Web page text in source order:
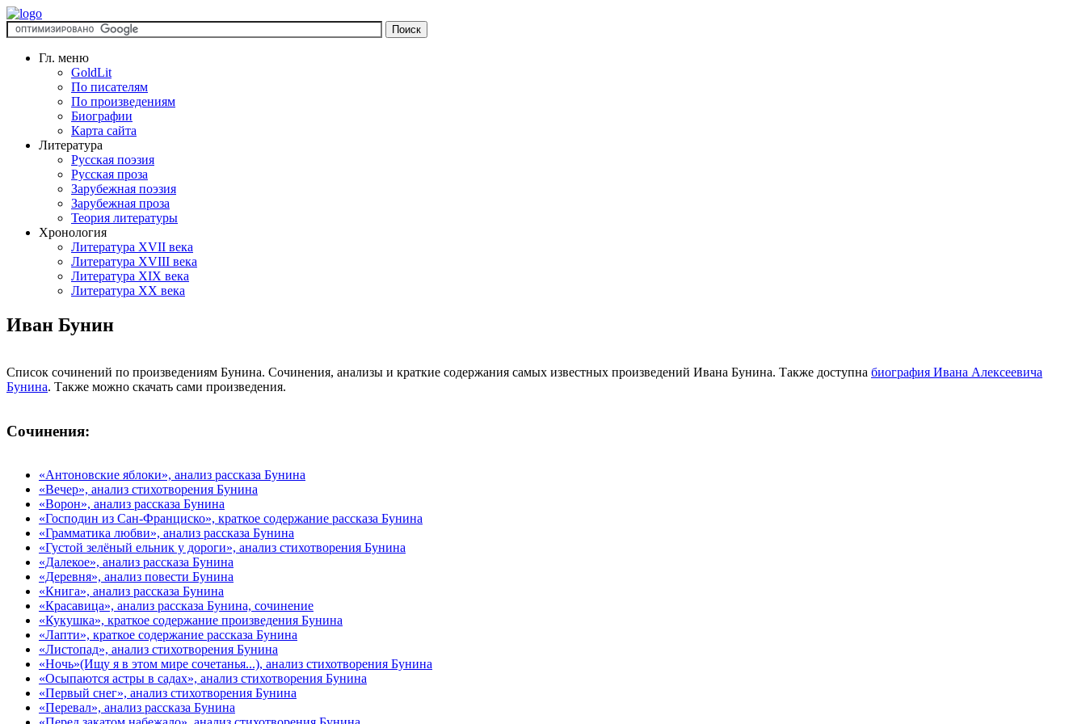
Гл. меню
GoldLit
По писателям
По произведениям
Биографии
Карта сайта
Литература
Русская поэзия
Русская проза
Зарубежная поэзия
Зарубежная проза
Теория литературы
Хронология
Литература XVII века
Литература XVIII века
Литература XIX века
Литература XX века
Иван Бунин
Список сочинений по произведениям Бунина. Сочинения, анализы и краткие содержания самых известных произведений Ивана Бунина. Также доступна биография Ивана Алексеевича
Бунина. Также можно скачать сами произведения.
Сочинения:
«Антоновские яблоки», анализ рассказа Бунина
«Вечер», анализ стихотворения Бунина
«Ворон», анализ рассказа Бунина
«Господин из Сан-Франциско», краткое содержание рассказа Бунина
«Грамматика любви», анализ рассказа Бунина
«Густой зелёный ельник у дороги», анализ стихотворения Бунина
«Далекое», анализ рассказа Бунина
«Деревня», анализ повести Бунина
«Книга», анализ рассказа Бунина
«Красавица», анализ рассказа Бунина, сочинение
«Кукушка», краткое содержание произведения Бунина
«Лапти», краткое содержание рассказа Бунина
«Листопад», анализ стихотворения Бунина
«Ночь»(Ищу я в этом мире сочетанья...), анализ стихотворения Бунина
«Осыпаются астры в садах», анализ стихотворения Бунина
«Первый снег», анализ стихотворения Бунина
«Перевал», анализ рассказа Бунина